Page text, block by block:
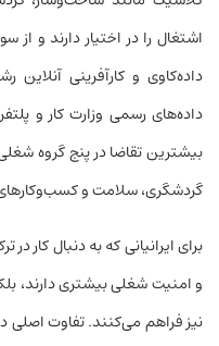
اشتغال را در اختیار دارند و از
داده‌کاوی و کارآفرینی
بیشترین تقاضا در پنج گروه
گردشگری، سلامت و
برای ایرانیانی که به دنبال کار در
و امنیت شغلی بیشتری دارند،